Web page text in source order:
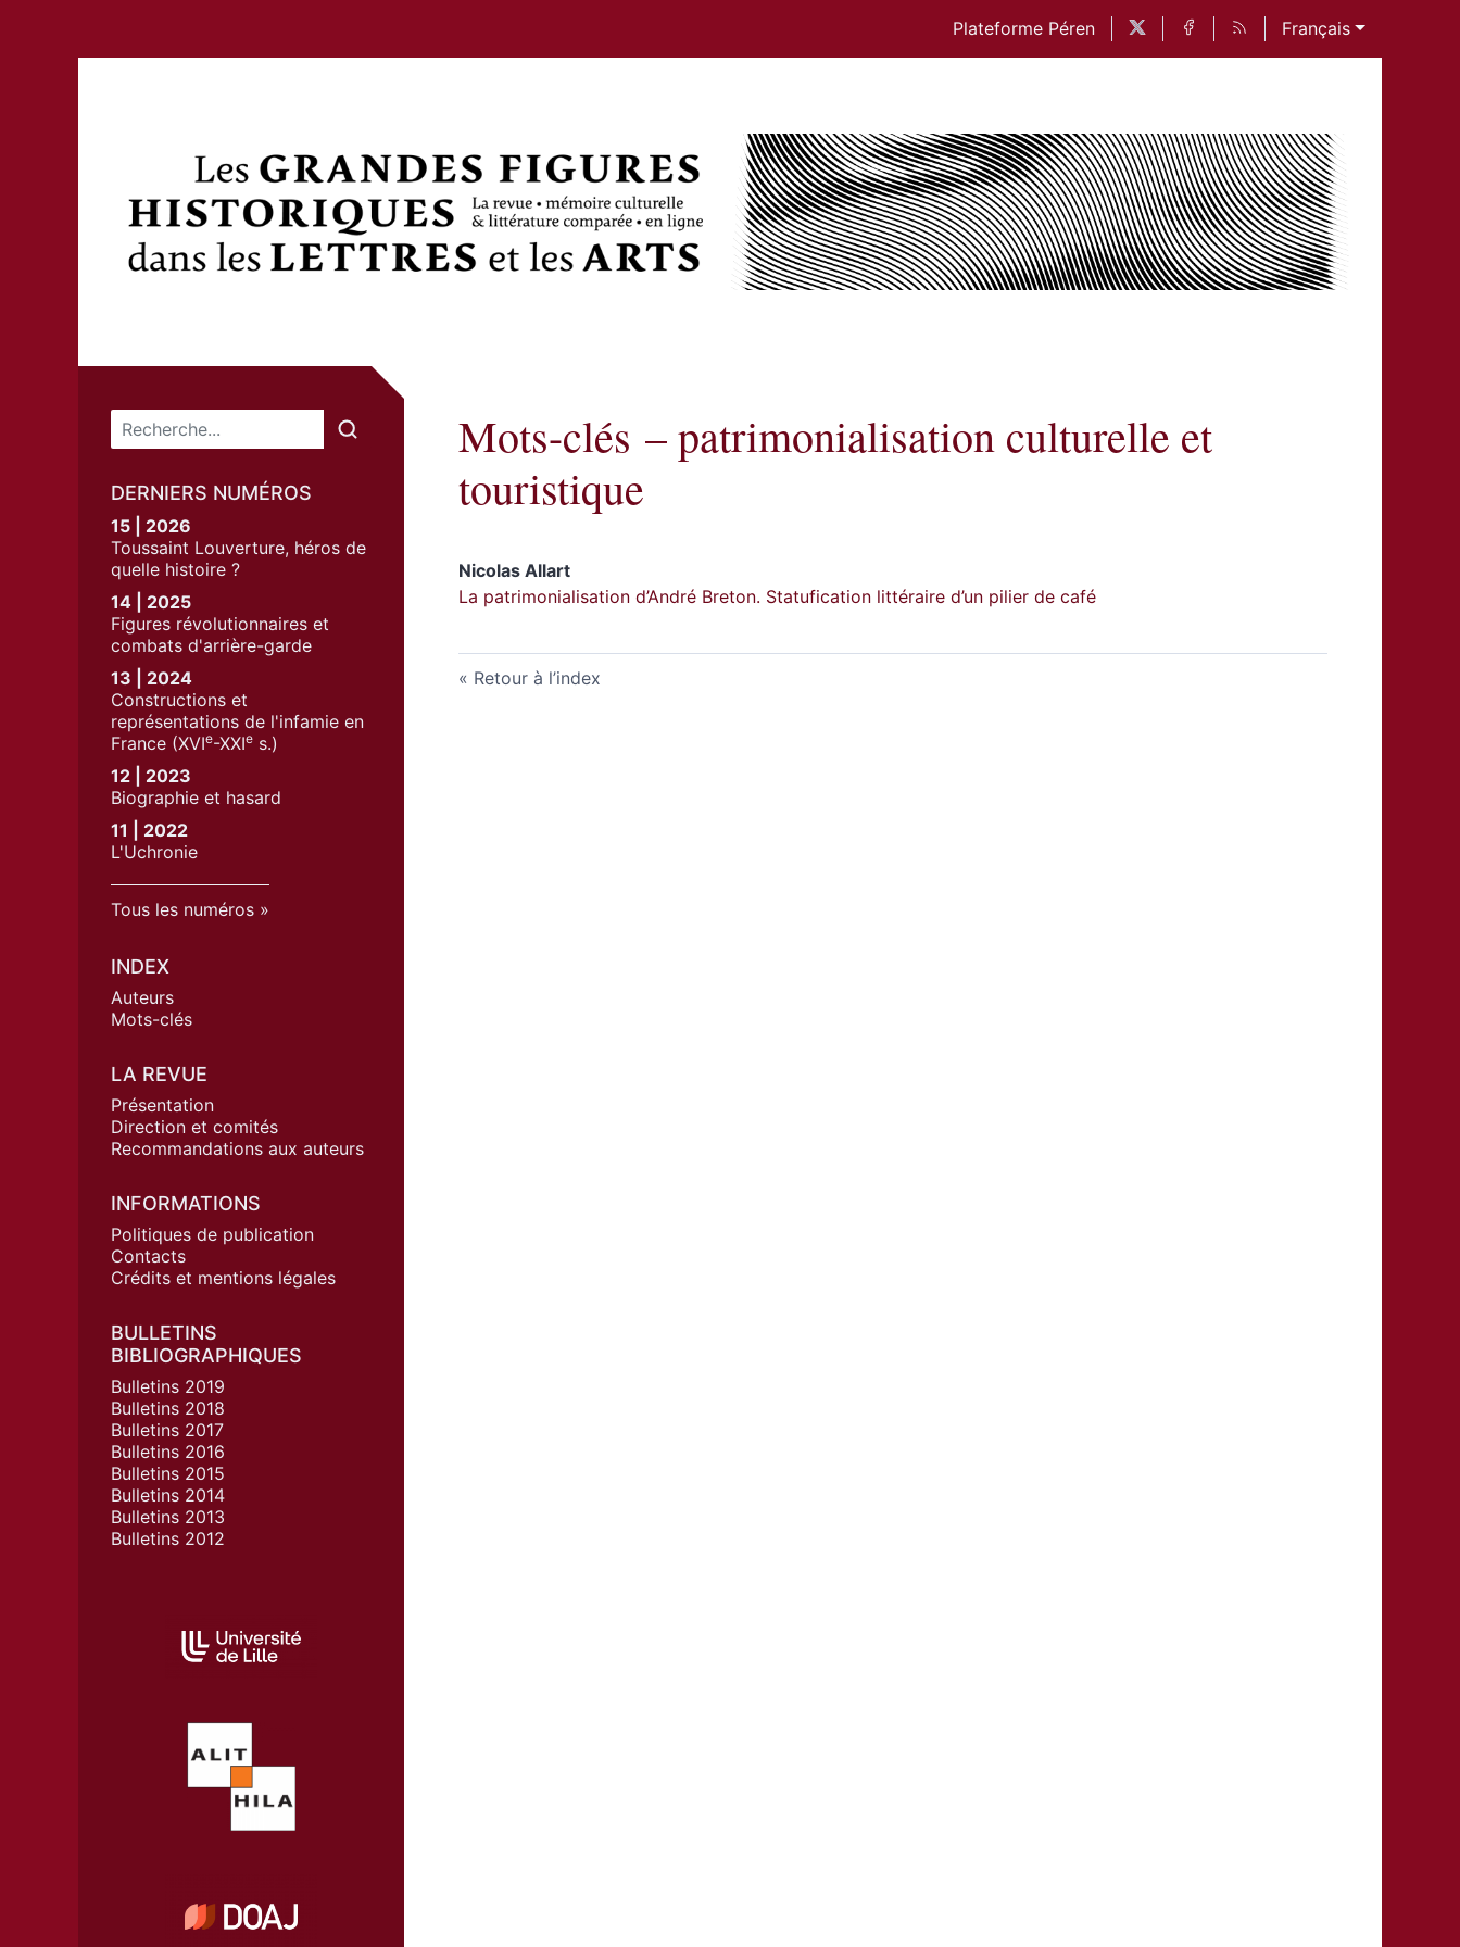
Plateforme Péren Français
Menu principal
DERNIERS NUMÉROS
15 | 2026
Toussaint Louverture, héros de
quelle histoire ?
14 | 2025
Figures révolutionnaires et
combats d'arrière-garde
13 | 2024
Constructions et
représentations de l'infamie en
France (XVIe-XXIe s.)
12 | 2023
Biographie et hasard
11 | 2022
L'Uchronie
Tous les numéros
INDEX
Auteurs
Mots-clés
LA REVUE
Présentation
Direction et comités
Recommandations aux auteurs
INFORMATIONS
Politiques de publication
Contacts
Crédits et mentions légales
BULLETINS
BIBLIOGRAPHIQUES
Bulletins 2019
Bulletins 2018
Bulletins 2017
Bulletins 2016
Bulletins 2015
Bulletins 2014
Bulletins 2013
Bulletins 2012
Mots-clés – patrimonialisation culturelle et
touristique
Nicolas Allart
La patrimonialisation d’André Breton. Statufication littéraire d’un pilier de café
Retour à l’index